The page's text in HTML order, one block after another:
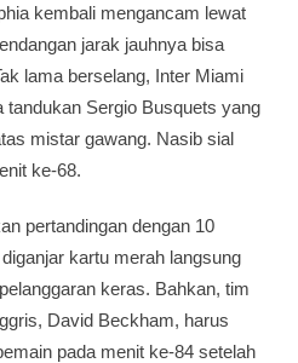
kembali mengancam lewat
jarak jauhnya bisa
lama berselang, Inter Miami
tandukan Sergio Busquets yang
mistar gawang. Nasib sial
ke-68.
pertandingan dengan 10
kartu merah langsung
keras. Bahkan, tim
David Beckham, harus
pada menit ke-84 setelah